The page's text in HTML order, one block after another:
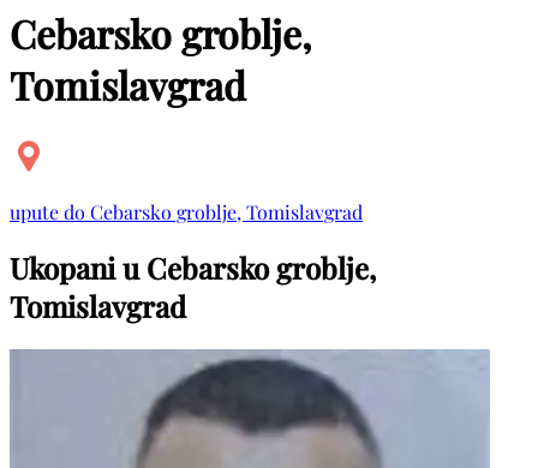
Cebarsko groblje,
Tomislavgrad
upute do Cebarsko groblje, Tomislavgrad
Ukopani u Cebarsko groblje,
Tomislavgrad